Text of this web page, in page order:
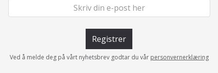
Registrer
Ved å melde deg på vårt nyhetsbrev godtar du vår personvernerklæring